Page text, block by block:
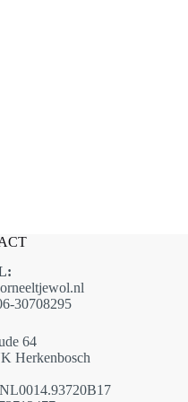
30708295
64
Herkenbosch
NL0014.93720B17